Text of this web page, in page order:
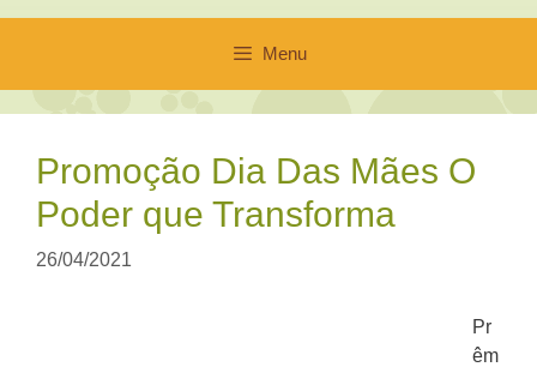
Menu
Promoção Dia Das Mães O
Poder que Transforma
26/04/2021
Pr
êm